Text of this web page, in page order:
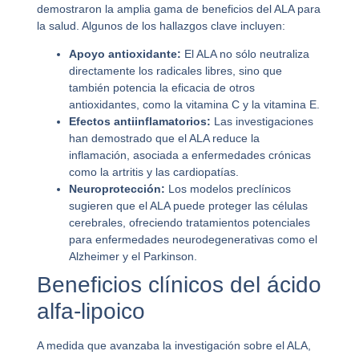
demostraron la amplia gama de beneficios del ALA para
la salud. Algunos de los hallazgos clave incluyen:
Apoyo antioxidante: El ALA no sólo neutraliza
directamente los radicales libres, sino que
también potencia la eficacia de otros
antioxidantes, como la vitamina C y la vitamina E.
Efectos antiinflamatorios: Las investigaciones
han demostrado que el ALA reduce la
inflamación, asociada a enfermedades crónicas
como la artritis y las cardiopatías.
Neuroprotección: Los modelos preclínicos
sugieren que el ALA puede proteger las células
cerebrales, ofreciendo tratamientos potenciales
para enfermedades neurodegenerativas como el
Alzheimer y el Parkinson.
Beneficios clínicos del ácido
alfa-lipoico
A medida que avanzaba la investigación sobre el ALA,